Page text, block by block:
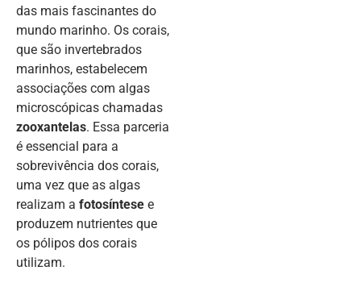
das mais fascinantes do
mundo marinho. Os corais,
que são invertebrados
marinhos, estabelecem
associações com algas
microscópicas chamadas
zooxantelas. Essa parceria
é essencial para a
sobrevivência dos corais,
uma vez que as algas
realizam a fotosíntese e
produzem nutrientes que
os pólipos dos corais
utilizam.